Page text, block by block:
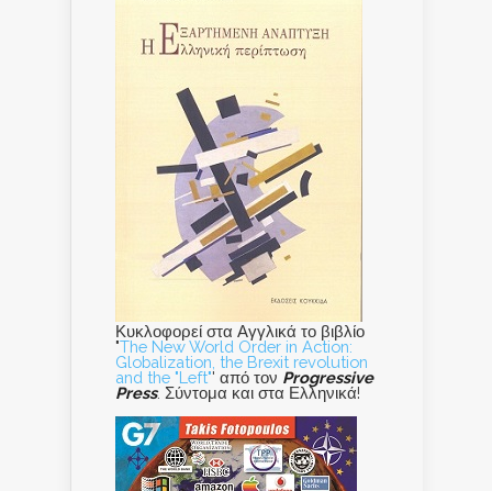
Κυκλοφορεί στα Αγγλικά το βιβλίο
"The New World Order in Action:
Globalization, the Brexit revolution
and the "Left"' από τον Progressive
Press. Σύντομα και στα Ελληνικά!